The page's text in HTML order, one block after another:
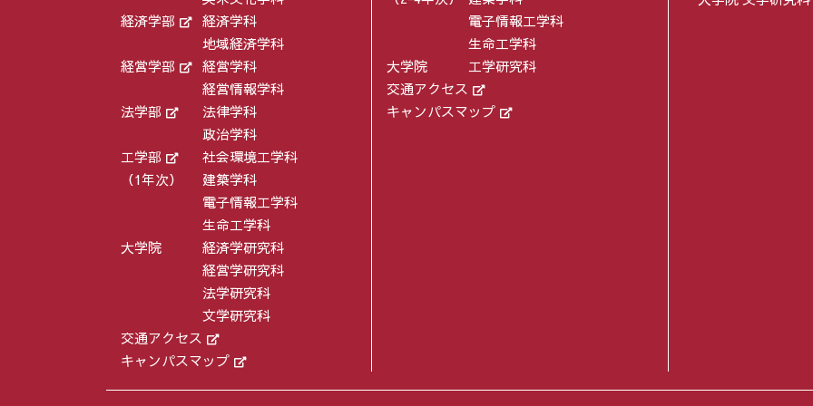
経済学部
経済学科
地域経済学科
経営学部
経営学科
経営情報学科
法学部
法律学科
政治学科
工学部
（1年次）
社会環境工学科
建築学科
電子情報工学科
生命工学科
大学院
経済学研究科
経営学研究科
法学研究科
文学研究科
交通アクセス
キャンパスマップ
電子情報工学科
生命工学科
大学院
工学研究科
交通アクセス
キャンパスマップ